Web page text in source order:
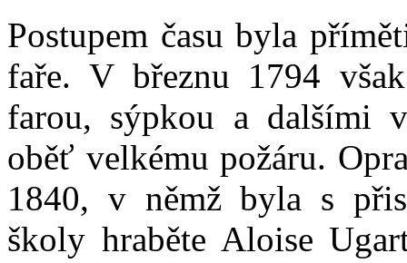
Postupem času byla
faře. V březnu 1794
farou, sýpkou a dalšími
oběť velkému požáru.
1840, v němž byla s
školy hraběte Aloise